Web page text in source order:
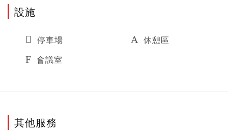
設施
停車場
休憩區
會議室
其他服務